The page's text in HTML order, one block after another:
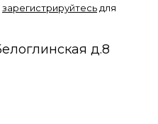
зарегистрируйтесь для
д.8